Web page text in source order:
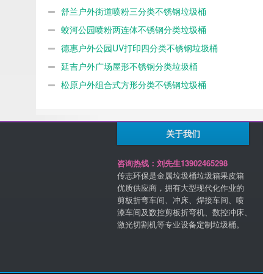
舒兰户外街道喷粉三分类不锈钢垃圾桶
蛟河公园喷粉两连体不锈钢分类垃圾桶
德惠户外公园UV打印四分类不锈钢垃圾桶
延吉户外广场屋形不锈钢分类垃圾桶
松原户外组合式方形分类不锈钢垃圾桶
关于我们
咨询热线：刘先生13902465298
传志环保是金属垃圾桶垃圾箱果皮箱
优质供应商，拥有大型现代化作业的
剪板折弯车间、冲床、焊接车间、喷
漆车间及数控剪板折弯机、数控冲床、
激光切割机等专业设备定制垃圾桶。